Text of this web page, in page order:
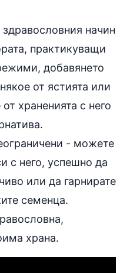
начин
практикуващи
добавянето
от ястията или
храненията с него
- можете
с него, успешно да
или да гарнирате
семенца.
храна.